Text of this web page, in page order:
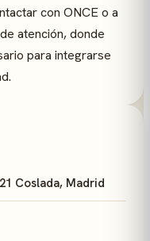
con ONCE o a
atención, donde
para integrarse
Coslada, Madrid